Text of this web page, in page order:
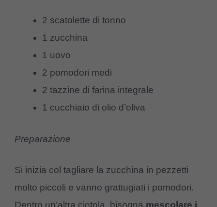
2 scatolette di tonno
1 zucchina
1 uovo
2 pomodori medi
2 tazzine di farina integrale
1 cucchiaio di olio d’oliva
Preparazione
Si inizia col tagliare la zucchina in pezzetti
molto piccoli e vanno grattugiati i pomodori.